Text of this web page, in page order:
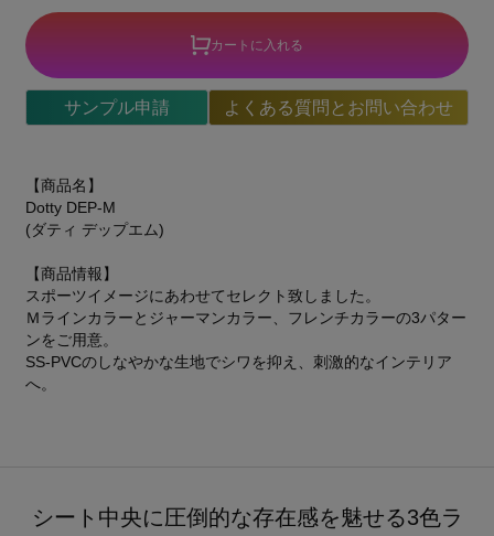
カートに入れる
サンプル申請 よくある質問とお問い合わせ
【商品名】
Dotty DEP-M
(ダティ デップエム)
【商品情報】
スポーツイメージにあわせてセレクト致しました。
Ｍラインカラーとジャーマンカラー、フレンチカラーの3パター
ンをご用意。
SS-PVCのしなやかな生地でシワを抑え、刺激的なインテリア
へ。
シート中央に圧倒的な存在感を魅せる3色ラ